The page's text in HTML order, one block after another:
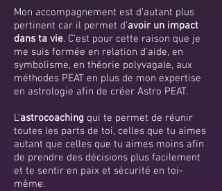
Mon accompagnement est d’autant plus
pertinent car il permet d’avoir un impact
dans ta vie. C’est pour cette raison que je
me suis formée en relation d'aide, en
symbolisme, en théorie polyvagale, aux
méthodes PEAT en plus de mon expertise
en astrologie afin de créer Astro PEAT.
L’astrocoaching qui te permet de réunir
toutes les parts de toi, celles que tu aimes
autant que celles que tu aimes moins afin
de prendre des décisions plus facilement
et te sentir en paix et sécurité en toi-
même.